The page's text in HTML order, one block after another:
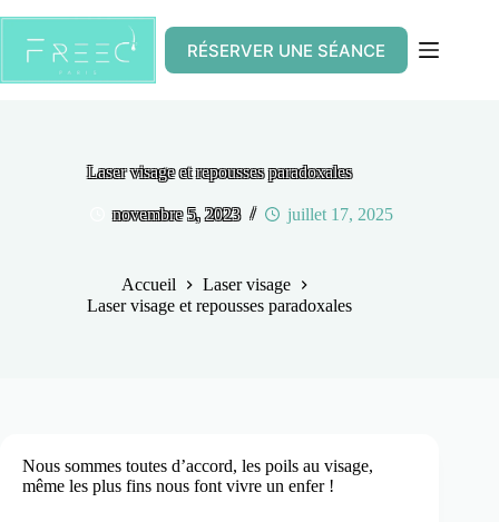
contenu
RÉSERVER UNE SÉANCE
Laser visage et repousses paradoxales
novembre 5, 2023 juillet 17, 2025
Accueil
Laser visage
Laser visage et repousses paradoxales
Nous sommes toutes d’accord, les poils au visage,
même les plus fins nous font vivre un enfer !